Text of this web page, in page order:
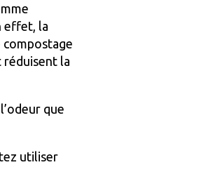
effet, la
compostage
réduisent la
que
utiliser